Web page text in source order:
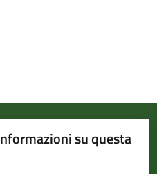
su questa